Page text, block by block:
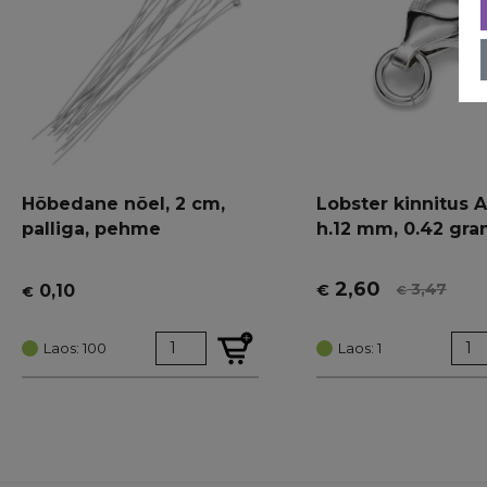
Hõbedane nõel, 2 cm,
palliga, pehme
€ 0,10
Laos: 100
Lobster kinnitus
h.12 mm, 0.42
€3,47
Algne
oli:
€ 3,47.
€ 2,60
Current
is:
€ 2,60.
Laos: 1